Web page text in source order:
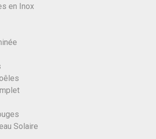
en Inox
Solaire